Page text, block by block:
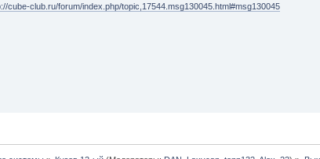
cube-club.ru/forum/index.php/topic,17544.msg130045.html#msg130045